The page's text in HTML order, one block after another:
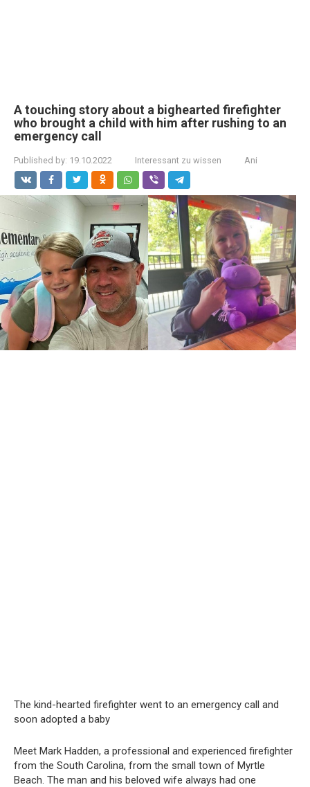
A touching story about a bighearted firefighter
who brought a child with him after rushing to an
emergency call
Published by: 19.10.2022 Interessant zu wissen Ani
The kind-hearted firefighter went to an emergency call and
soon adopted a baby
Meet Mark Hadden, a professional and experienced firefighter
from the South Carolina, from the small town of Myrtle
Beach. The man and his beloved wife always had one